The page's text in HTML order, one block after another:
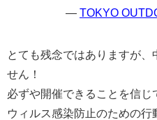
TOKYO
とても残念ではありますが、
せん！
必ずや開催できることを信
ウィルス感染防止のための行